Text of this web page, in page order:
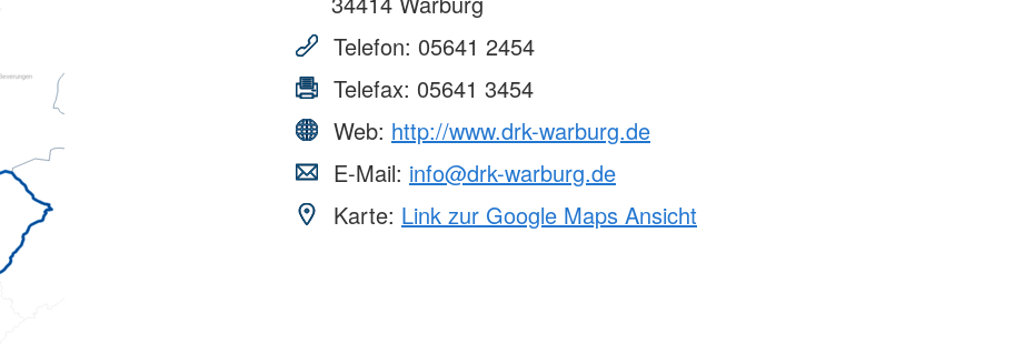
Telefon: 05641 2454
Telefax: 05641 3454
Web: http://www.drk-warburg.de
E-Mail: info@drk-warburg.de
Karte: Link zur Google Maps Ansicht